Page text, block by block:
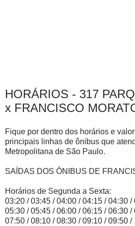
HORÁRIOS - 317
x FRANCISCO
Fique por dentro dos horários e
principais linhas de ônibus que
Metropolitana de São Paulo.
SAÍDAS DOS ÔNIBUS DE
Horários de Segunda a Sexta:
03:20 / 03:45 / 04:00 / 04:15 / 04:30
05:30 / 05:45 / 06:00 / 06:15 / 06:30
07:50 / 08:10 / 08:30 / 09:10 / 09:50 /